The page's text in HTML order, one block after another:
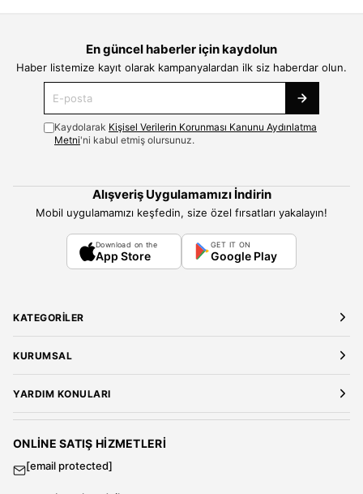
En güncel haberler için kaydolun
Haber listemize kayıt olarak kampanyalardan ilk siz haberdar olun.
Kaydolarak Kişisel Verilerin Korunması Kanunu Aydınlatma
Metni'ni kabul etmiş olursunuz.
Alışveriş Uygulamamızı İndirin
Mobil uygulamamızı keşfedin, size özel fırsatları yakalayın!
Download on the
App Store
GET IT ON
Google Play
KATEGORILER
Bluz
Gömlek
T-Shirt
Tulum
KURUMSAL
Mağazalarımız
Gizlilik ve Güvenlik
YARDIM KONULARI
Üyelik Sözleşmesi
Kargo ve Teslimat
Satış Sözleşmesi
Banka Hesap Bilgileri
ONLINE SATIŞ HIZMETLERI
[email protected]